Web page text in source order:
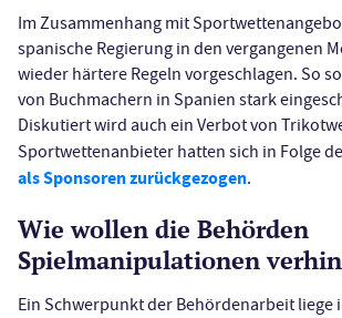
Im Zusammenhang mit
spanische Regierung in den vergangenen
wieder härtere Regeln vorgeschlagen. So
von Buchmachern in Spanien stark
Diskutiert wird auch ein Verbot von
Sportwettenanbieter hatten sich in Folge
als Sponsoren zurückgezogen.
Wie wollen die Behörden
Spielmanipulationen
Ein Schwerpunkt der Behördenarbeit liege